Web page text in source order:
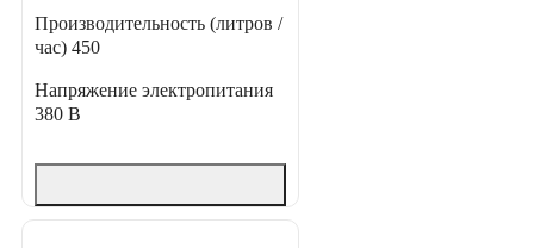
Производительность (литров /
час) 450
Напряжение электропитания
380 В